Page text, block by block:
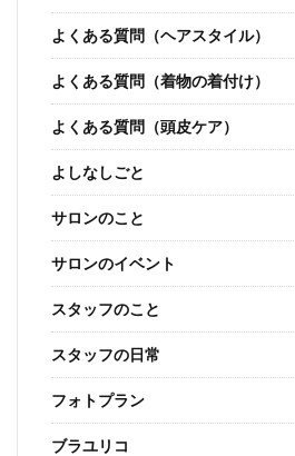
よくある質問（ヘアスタイル）
よくある質問（着物の着付け）
よくある質問（頭皮ケア）
よしなしごと
サロンのこと
サロンのイベント
スタッフのこと
スタッフの日常
フォトプラン
ブラユリコ